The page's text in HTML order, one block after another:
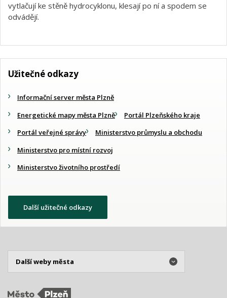
vytlačují ke stěně hydrocyklonu, klesají po ní a spodem se
odvádějí.
Užitečné odkazy
Informační server města Plzně
Energetické mapy města Plzně
Portál Plzeňského kraje
Portál veřejné správy
Ministerstvo průmyslu a obchodu
Ministerstvo pro místní rozvoj
Ministerstvo životního prostředí
Další užitečné odkazy